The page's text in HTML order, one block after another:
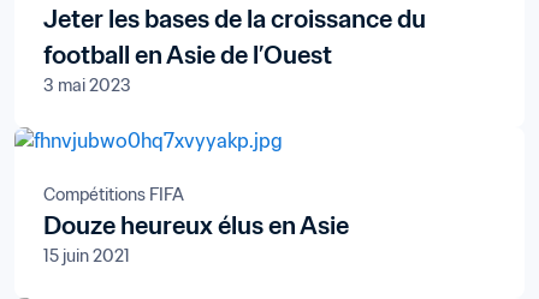
Jeter les bases de la croissance du
football en Asie de l’Ouest
3 mai 2023
Compétitions FIFA
Douze heureux élus en Asie
15 juin 2021